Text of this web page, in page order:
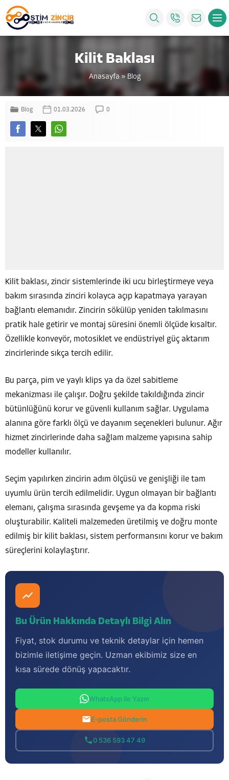
Kilit Baklası
Anasayfa » Blog
Blog 01.03.2026 0
Kilit baklası, zincir sistemlerinde iki ucu birleştirmeye veya
bakım sırasında zinciri kolayca açıp kapatmaya yarayan
bağlantı elemanıdır. Zincirin sökülüp yeniden takılmasını
pratik hale getirir ve montaj süresini önemli ölçüde kısaltır.
Özellikle konveyör, motosiklet ve endüstriyel güç aktarım
zincirlerinde sıkça tercih edilir.
Bu parça, pim ve yaylı klips ya da özel sabitleme
mekanizması ile çalışır. Doğru şekilde takıldığında zincir
bütünlüğünü korur ve güvenli kullanım sağlar. Uygulama
alanına göre farklı ölçü ve dayanım seçenekleri bulunur. Ağır
hizmet zincirlerinde daha sağlam malzeme yapısına sahip
modeller kullanılır.
Seçim yapılırken zincirin adım ölçüsü ve genişliği ile tam
uyumlu ürün tercih edilmelidir. Uygun olmayan bir bağlantı
elemanı, çalışma sırasında gevşeme ya da kopma riski
oluşturabilir. Kaliteli malzemeden üretilmiş ve doğru monte
edilmiş bir kilit baklası, sistem performansını korur ve bakım
süreçlerini kolaylaştırır.
Bu Ürün Hakkında Detaylı Bilgi Alın
Fiyat, stok durumu ve teknik detaylar için hemen
bizimle iletişime geçin. Uzman ekibimiz size en
kısa sürede dönüş yapacaktır.
WhatsApp ile Yazın
E-posta Gönderin
0 536 593 47 49